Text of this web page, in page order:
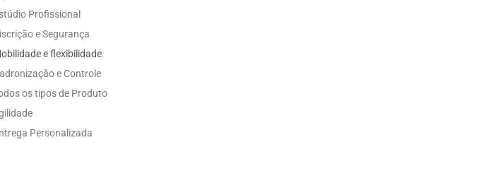
Profissional
e Segurança
e flexibilidade
e Controle
os tipos de Produto
Personalizada